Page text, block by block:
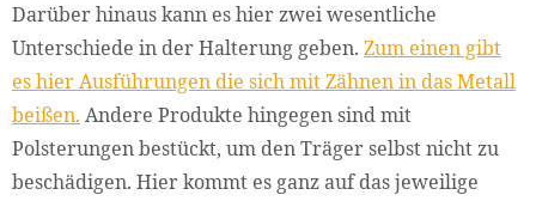
Darüber hinaus kann es hier zwei wesentliche
Unterschiede in der Halterung geben. Zum einen gibt
es hier Ausführungen die sich mit Zähnen in das Metall
beißen. Andere Produkte hingegen sind mit
Polsterungen bestückt, um den Träger selbst nicht zu
beschädigen. Hier kommt es ganz auf das jeweilige